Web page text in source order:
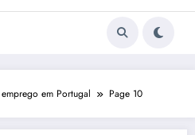
emprego em Portugal Page 10